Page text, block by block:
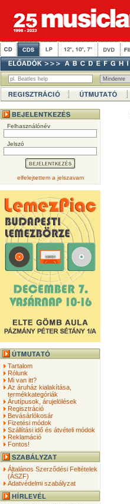
Felhasználónév
Jelszó
elfelejtettem a jelszavam
Tartalom
Rólunk
Mi van itt?
Az áruház kialakítása,
termékkategóriák
Árutípusok, árujelölések
Regisztráció
Bevásárlókosár
Fizetési módok
Szállítási idő és átvételi módok
Reklamáció
Fontos!
Általános Szerződési Feltételek
(ÁSZF)
Adatvédelmi szabályzat